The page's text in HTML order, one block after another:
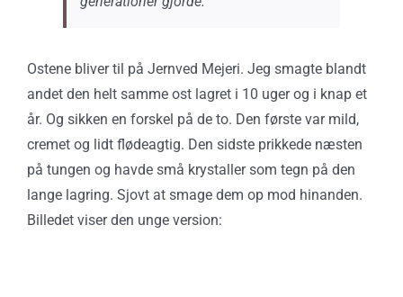
Ostene bliver til på Jernved Mejeri. Jeg smagte blandt
andet den helt samme ost lagret i 10 uger og i knap et
år. Og sikken en forskel på de to. Den første var mild,
cremet og lidt flødeagtig. Den sidste prikkede næsten
på tungen og havde små krystaller som tegn på den
lange lagring. Sjovt at smage dem op mod hinanden.
Billedet viser den unge version: